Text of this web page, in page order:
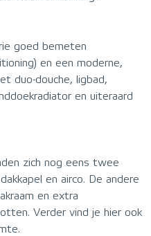
goed bemeten
en een moderne,
duo-douche, ligbad,
en uiteraard
zich nog eens twee
en airco. De andere
en extra
Verder vind je hier ook